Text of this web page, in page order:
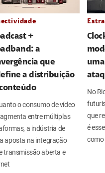
+
a
que
a distribuição
o consumo de vídeo
entre múltiplas
a indústria de
aposta na integração
transmissão aberta e
No
que
é
como